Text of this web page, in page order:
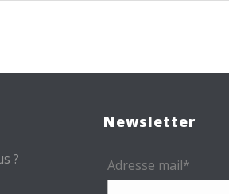
?
Newsletter
Adresse mail*